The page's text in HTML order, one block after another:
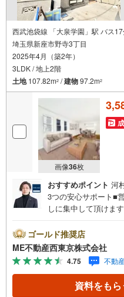
西武池袋線 「大泉学園」駅 バス
埼玉県新座市野寺3丁目
2025年4月（築2年）
3LDK / 地上2階
土地107.82m2 /建物97.2m2
画像36枚
おすすめポイント 河
3つの安心サポート■
しに集中して頂けま
どんなに信用のある
とは重要ですよね。
ますご来店特典■FP
きます■未公開の物件
くと1万円から最大
スタッフ迄 都内有
ゴールド推奨店
ME不動産西東京株式会社
4.75 不動
資料をもら